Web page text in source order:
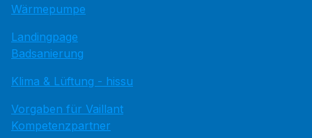
Wärmepumpe
Landingpage
Badsanierung
Klima & Lüftung - hissu
Vorgaben für Vaillant
Kompetenzpartner